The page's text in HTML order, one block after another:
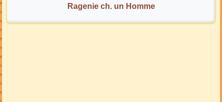
Ragenie ch. un Homme